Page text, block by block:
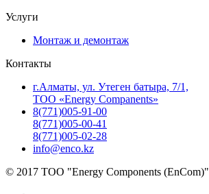
Услуги
Монтаж и демонтаж
Контакты
г.Алматы, ул. Утеген батыра, 7/1,
ТОО «Energy Companents»
8(771)005-91-00
8(771)005-00-41
8(771)005-02-28
info@enco.kz
© 2017 ТОО "Energy Components (EnCom)"